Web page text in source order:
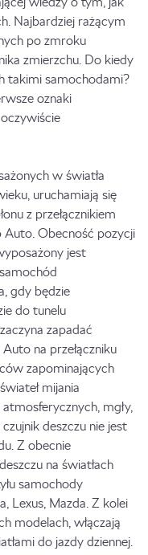
Najbardziej rażącym
po zmroku
zmierzchu. Do kiedy
takimi samochodami?
oznaki
w światła
uruchamiają się
z przełącznikiem
Auto. Obecność pozycji
jest
gdy będzie
do tunelu
zapadać
na przełączniku
zapominających
mijania
mgły,
deszczu nie jest
Z obecnie
na światłach
samochody
Lexus, Mazda. Z kolei
modelach, włączają
do jazdy dziennej.